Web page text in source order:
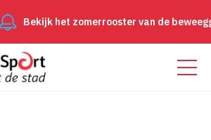
Bekijk het zomerrooster van de